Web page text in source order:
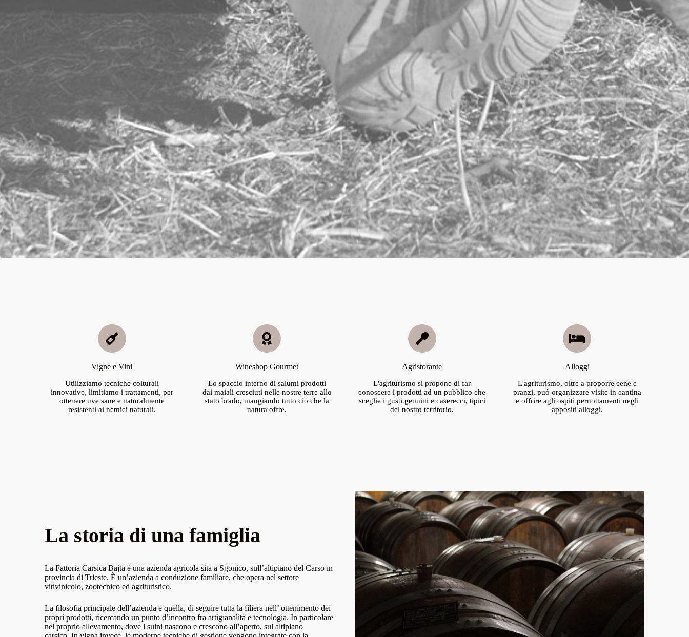
Vigne e Vini
Utilizziamo tecniche colturali
innovative, limitiamo i trattamenti, per
ottenere uve sane e naturalmente
resistenti ai nemici naturali.
Wineshop Gourmet
Lo spaccio interno di salumi prodotti
dai maiali cresciuti nelle nostre terre allo
stato brado, mangiando tutto ciò che la
natura offre.
Agristorante
L'agriturismo si propone di far
conoscere i prodotti ad un pubblico che
sceglie i gusti genuini e caserecci, tipici
del nostro territorio.
Alloggi
L'agriturismo, oltre a proporre cene e
pranzi, può organizzare visite in cantina
e offrire agli ospiti pernottamenti negli
appositi alloggi.
La storia di una famiglia
La Fattoria Carsica Bajta è una azienda agricola sita a Sgonico, sull’altipiano del Carso in
provincia di Trieste. È un’azienda a conduzione familiare, che opera nel settore
vitivinicolo, zootecnico ed agrituristico.
La filosofia principale dell’azienda è quella, di seguire tutta la filiera nell’ ottenimento dei
propri prodotti, ricercando un punto d’incontro fra artigianalità e tecnologia. In particolare
nel proprio allevamento, dove i suini nascono e crescono all’aperto, sul altipiano